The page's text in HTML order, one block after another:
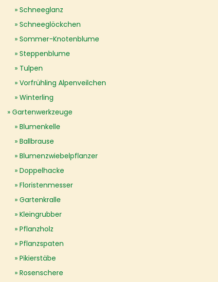
Schneeglanz
Schneeglöckchen
Sommer-Knotenblume
Steppenblume
Tulpen
Vorfrühling Alpenveilchen
Winterling
Gartenwerkzeuge
Blumenkelle
Ballbrause
Blumenzwiebelpflanzer
Doppelhacke
Floristenmesser
Gartenkralle
Kleingrubber
Pflanzholz
Pflanzspaten
Pikierstäbe
Rosenschere